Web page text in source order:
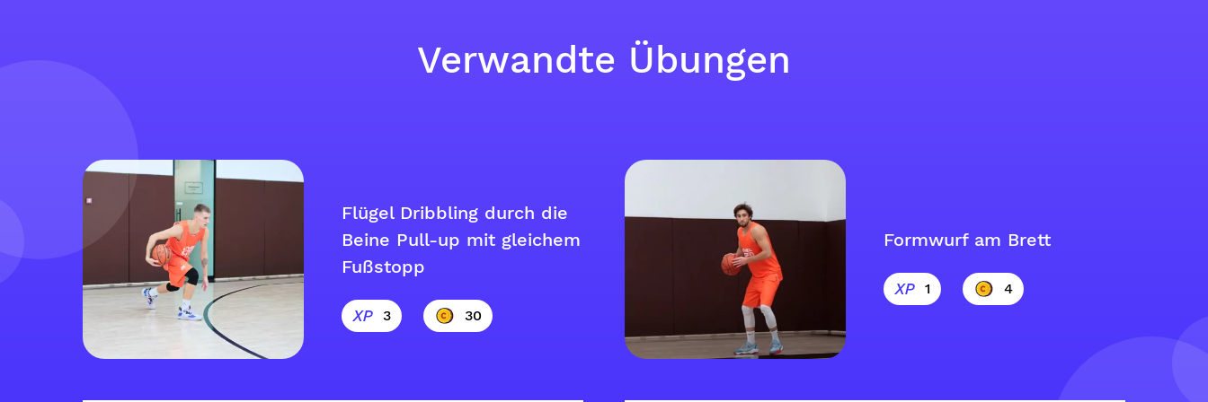
Verwandte Übungen
Flügel Dribbling durch die
Beine Pull-up mit gleichem
Fußstopp
3 30
Formwurf am Brett
1 4